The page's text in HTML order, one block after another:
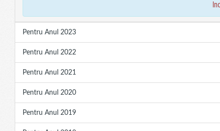
Pentru Anul 2023
Pentru Anul 2022
Pentru Anul 2021
Pentru Anul 2020
Pentru Anul 2019